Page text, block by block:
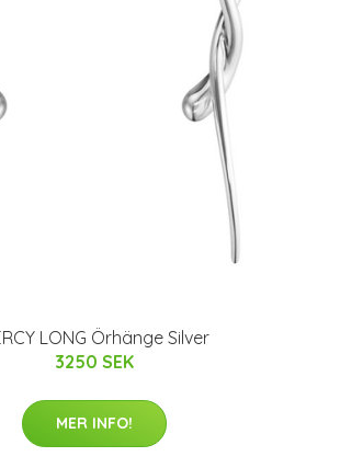
LONG Örhänge Silver
3250 SEK
MER INFO!